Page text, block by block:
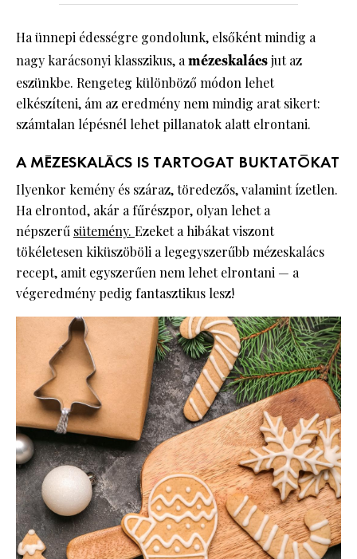
Ha ünnepi édességre gondolunk, elsőként mindig a
nagy karácsonyi klasszikus, amézeskalácsjut az
eszünkbe. Rengeteg különböző módon lehet
elkészíteni, ám az eredmény nem mindig arat sikert:
számtalan lépésnél lehet pillanatok alatt elrontani.
A MÉZESKALÁCS IS TARTOGAT BUKTATÓKAT
Ilyenkor kemény és száraz, töredezős, valamint ízetlen.
Ha elrontod, akár a fűrészpor, olyan lehet a
népszerű sütemény. Ezeket a hibákat viszont
tökéletesen kiküszöböli a legegyszerűbb mézeskalács
recept, amit egyszerűen nem lehet elrontani — a
végeredmény pedig fantasztikus lesz!